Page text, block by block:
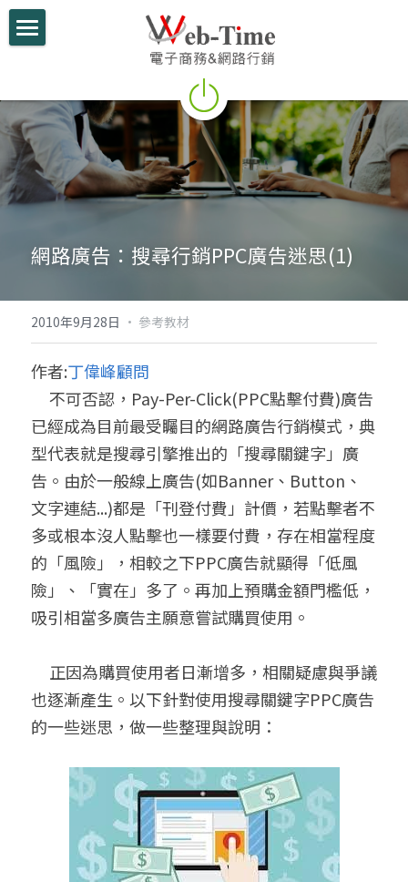
電商學堂
跨境電商
跨境行銷
電商部落格
行動支付整合
跨境電商實績
聯絡我們
搜索
網路廣告：搜尋行銷PPC廣告迷思(1)
2010年9月28日 · 參考教材
作者:丁偉峰顧問
已經成為目前最受矚目的網路廣告行銷模式，典
型代表就是搜尋引擎推出的「搜尋關鍵字」廣
告。由於一般線上廣告(如Banner、Button、
文字連結...)都是「刊登付費」計價，若點擊者不
多或根本沒人點擊也一樣要付費，存在相當程度
的「風險」，相較之下PPC廣告就顯得「低風
險」、「實在」多了。再加上預購金額門檻低，
吸引相當多廣告主願意嘗試購買使用。
也逐漸產生。以下針對使用搜尋關鍵字PPC廣告
的一些迷思，做一些整理與說明：